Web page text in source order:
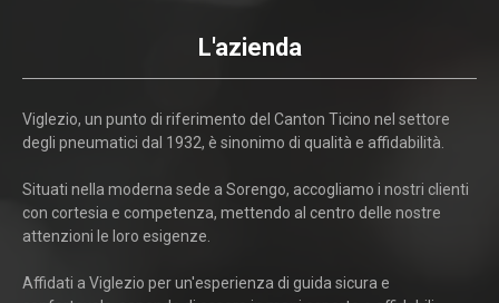
L'azienda
Viglezio, un punto di riferimento del Canton Ticino nel settore
degli pneumatici dal 1932, è sinonimo di qualità e affidabilità.
Situati nella moderna sede a Sorengo, accogliamo i nostri clienti
con cortesia e competenza, mettendo al centro delle nostre
attenzioni le loro esigenze.
Affidati a Viglezio per un'esperienza di guida sicura e